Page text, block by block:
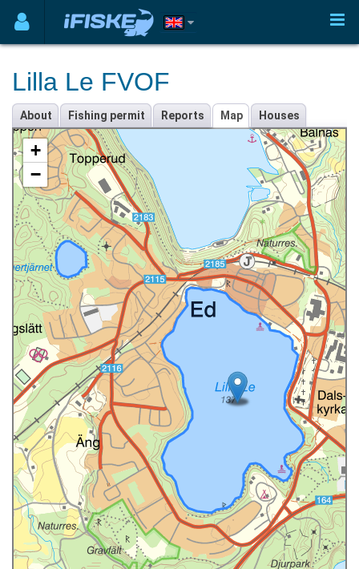
Lilla Le FVOF
About Fishing permit Reports Map Houses
+
−